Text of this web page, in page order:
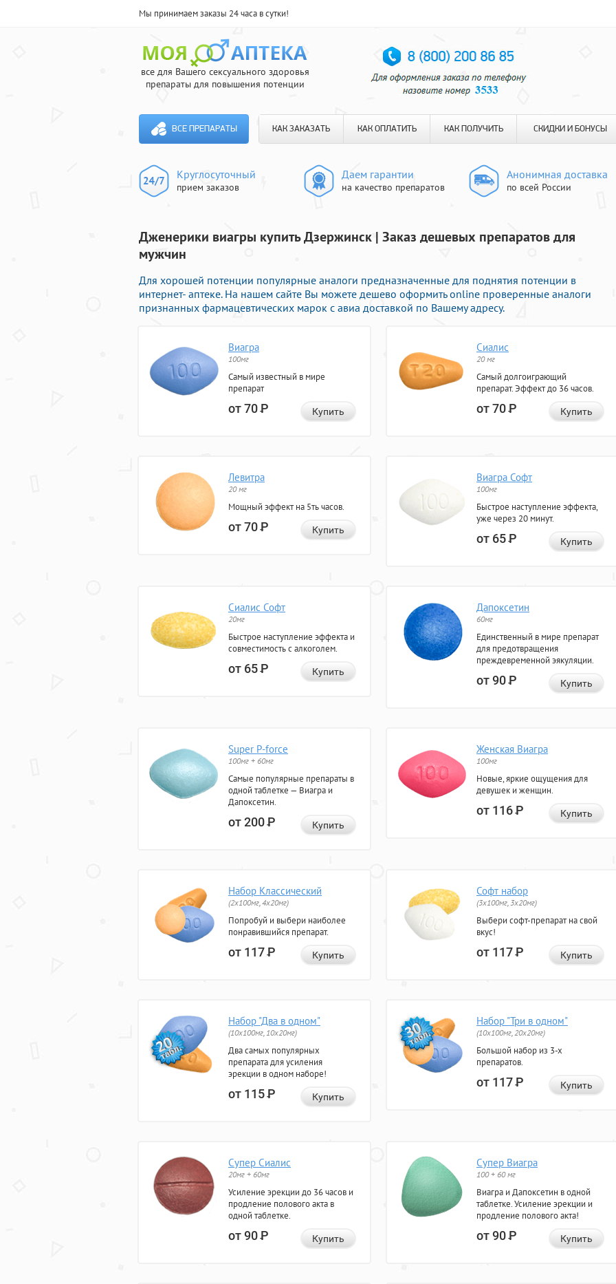
Мы принимаем заказы 24 часа в сутки!
все для Вашего сексуального здоровья
препараты для повышения потенции
ВСЕ ПРЕПАРАТЫ КАК ЗАКАЗАТЬ КАК ОПЛАТИТЬ КАК ПОЛУЧИТЬ СКИДКИ И БОНУСЫ
Круглосуточный
прием заказов
Даем гарантии
на качество препаратов
Анонимная доставка
по всей России
Дженерики виагры купить Дзержинск | Заказ дешевых препаратов для
мужчин
Для хорошей потенции популярные аналоги предназначенные для поднятия потенции в
интернет- аптеке. На нашем сайте Вы можете дешево оформить online проверенные аналоги
признанных фармацевтических марок с авиа доставкой по Вашему адресу.
Виагра
100мг
Самый известный в мире
препарат
от 70Р Купить
Сиалис
20 мг
Самый долгоиграющий
препарат. Эффект до 36 часов.
от 70Р Купить
Левитра
20 мг
Мощный эффект на 5ть часов.
от 70Р Купить
Виагра Софт
100мг
Быстрое наступление эффекта,
уже через 20 минут.
от 65Р Купить
Сиалис Софт
20мг
Быстрое наступление эффекта и
совместимость с алкоголем.
от 65Р Купить
Дапоксетин
60мг
Единственный в мире препарат
для предотвращения
преждевременной эякуляции.
от 90Р Купить
Super P-force
100мг + 60мг
Самые популярные препараты в
одной таблетке — Виагра и
Дапоксетин.
от 200Р Купить
Женская Виагра
100мг
Новые, яркие ощущения для
девушек и женщин.
от 116Р Купить
Набор Классический
(2x100мг, 4x20мг)
Попробуй и выбери наиболее
понравившийся препарат.
от 117Р Купить
Софт набор
(3x100мг, 3x20мг)
Выбери софт-препарат на свой
вкус!
от 117Р Купить
Набор "Два в одном"
(10x100мг, 10x20мг)
Два самых популярных
препарата для усиления
эрекции в одном наборе!
от 115Р Купить
Набор "Три в одном"
(10x100мг, 20x20мг)
Большой набор из 3-х
препаратов.
от 117Р Купить
Супер Сиалис
20мг + 60мг
Усиление эрекции до 36 часов и
продление полового акта в
одной таблетке.
от 90Р Купить
Супер Виагра
100 + 60 мг
Виагра и Дапоксетин в одной
таблетке. Усиление эрекции и
продление полового акта!
от 90Р Купить